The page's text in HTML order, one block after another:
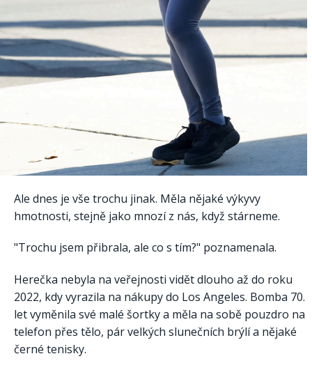
Ale dnes je vše trochu jinak. Měla nějaké výkyvy
hmotnosti, stejně jako mnozí z nás, když stárneme.
"Trochu jsem přibrala, ale co s tím?" poznamenala.
Herečka nebyla na veřejnosti vidět dlouho až do roku
2022, kdy vyrazila na nákupy do Los Angeles. Bomba 70.
let vyměnila své malé šortky a měla na sobě pouzdro na
telefon přes tělo, pár velkých slunečních brýlí a nějaké
černé tenisky.